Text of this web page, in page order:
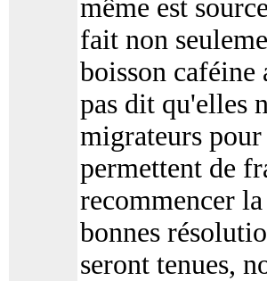
même est
fait non
boisson caféine
pas dit qu'elles
migrateurs
permettent de
recommencer
bonnes
seront tenues,